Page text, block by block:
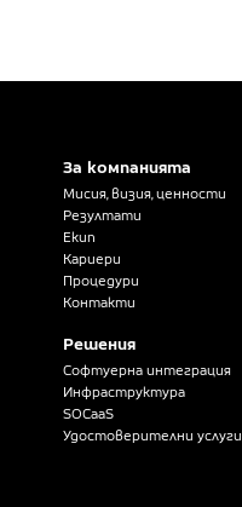
За компанията
Мисия, визия, ценности
Резултати
Екип
Кариери
Процедури
Контакти
Решения
Софтуерна интеграция
Инфраструктура
SOCaaS
Удостоверителни услуги